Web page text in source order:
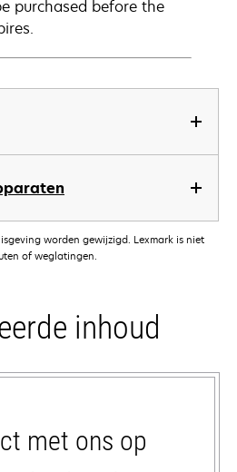
purchased before the
worden gewijzigd. Lexmark is niet
of weglatingen.
inhoud
met ons op